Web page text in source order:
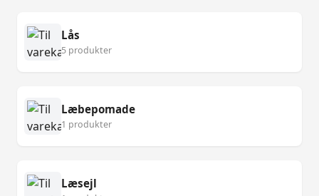
Lås
5 produkter
Læbepomade
1 produkter
Læsejl